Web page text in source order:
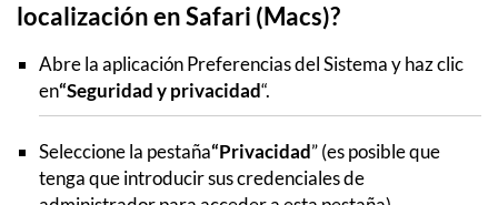
localización en Safari (Macs)?
Abre la aplicación Preferencias del Sistema y haz clic
en“Seguridad y privacidad“.
Seleccione la pestaña“Privacidad” (es posible que
tenga que introducir sus credenciales de